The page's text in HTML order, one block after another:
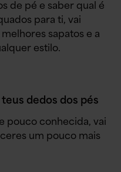
de pé e saber qual é
para ti, vai
sapatos e a
estilo.
dedos dos pés
pouco conhecida, vai
um pouco mais